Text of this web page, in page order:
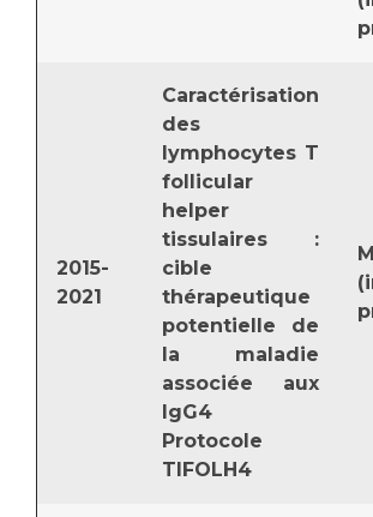
2015-
2021
Caractérisation
des
lymphocytes T
follicular
helper
tissulaires :
cible
thérapeutique
potentielle de
la maladie
associée aux
IgG4
Protocole
TIFOLH4